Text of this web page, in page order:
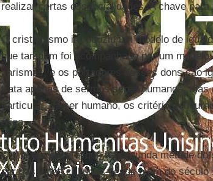
realizar certas essencialidades. A chave
O cristianismo introduziu um modelo de
que também foi acompanhado por um
carismas, e os portadores desses dons são
trata apenas de sermos seres humanos,
particular, de ser humano, os critérios
ética.
O que é notável é que na segunda metade
ser das elites culturais desde o fim do século